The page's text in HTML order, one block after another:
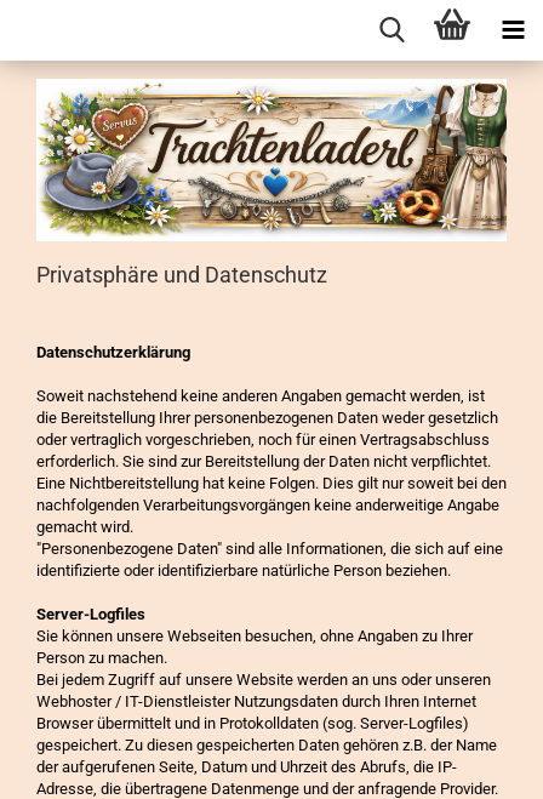
Privatsphäre und Datenschutz
Datenschutzerklärung
Soweit nachstehend keine anderen Angaben gemacht werden, ist
die Bereitstellung Ihrer personenbezogenen Daten weder gesetzlich
oder vertraglich vorgeschrieben, noch für einen Vertragsabschluss
erforderlich. Sie sind zur Bereitstellung der Daten nicht verpflichtet.
Eine Nichtbereitstellung hat keine Folgen. Dies gilt nur soweit bei den
nachfolgenden Verarbeitungsvorgängen keine anderweitige Angabe
gemacht wird.
"Personenbezogene Daten" sind alle Informationen, die sich auf eine
identifizierte oder identifizierbare natürliche Person beziehen.
Server-Logfiles
Sie können unsere Webseiten besuchen, ohne Angaben zu Ihrer
Person zu machen.
Bei jedem Zugriff auf unsere Website werden an uns oder unseren
Webhoster / IT-Dienstleister Nutzungsdaten durch Ihren Internet
Browser übermittelt und in Protokolldaten (sog. Server-Logfiles)
gespeichert. Zu diesen gespeicherten Daten gehören z.B. der Name
der aufgerufenen Seite, Datum und Uhrzeit des Abrufs, die IP-
Adresse, die übertragene Datenmenge und der anfragende Provider.